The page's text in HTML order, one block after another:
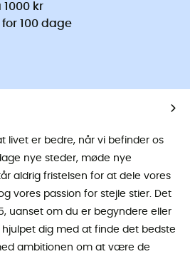
kr
100 dage
livet er bedre, når vi befinder os
nye steder, møde nye
aldrig fristelsen for at dele vores
vores passion for stejle stier. Det
uanset om du er begyndere eller
dig med at finde det bedste
ambitionen om at være de